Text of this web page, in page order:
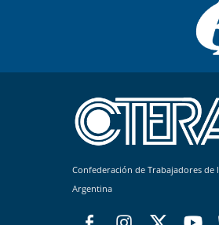
Confederación de Trabajadores de
Argentina